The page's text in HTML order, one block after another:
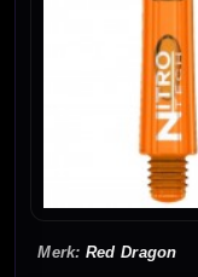
Red Dragon